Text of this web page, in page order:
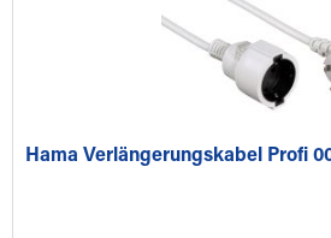
Hama Verlängerungskabel Profi